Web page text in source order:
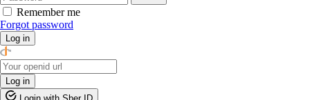
Remember me
Forgot password
Log in
Log in